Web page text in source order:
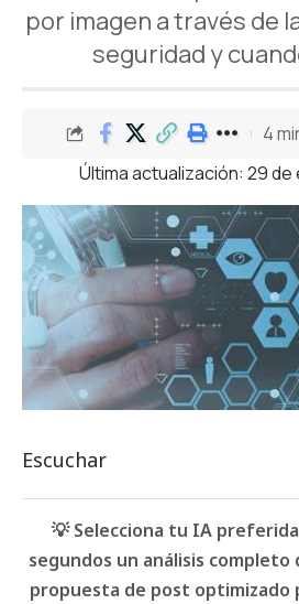
por imagen a través de
seguridad y
Última actualización: 29 de
4
Escuchar
💡 Selecciona tu IA
segundos un análisis
propuesta de post optimizado